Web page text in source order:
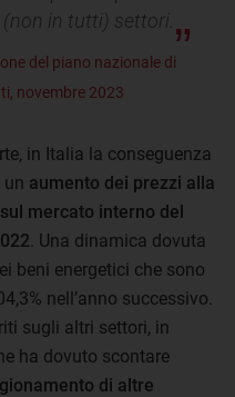
in tutti) settori.
del piano nazionale di
novembre 2023
in Italia la conseguenza
un aumento dei prezzi alla
mercato interno del
. Una dinamica dovuta
beni energetici che sono
nell’anno successivo.
sugli altri settori, in
ha dovuto scontare
di altre